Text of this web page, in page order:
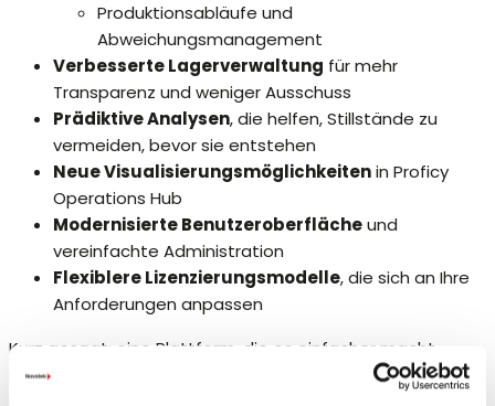
Produktionsabläufe und
Abweichungsmanagement
Verbesserte Lagerverwaltung für mehr
Transparenz und weniger Ausschuss
Prädiktive Analysen, die helfen, Stillstände zu
vermeiden, bevor sie entstehen
Neue Visualisierungsmöglichkeitenin Proficy
Operations Hub
Modernisierte Benutzeroberflächeund
vereinfachte Administration
Flexiblere Lizenzierungsmodelle, die sich an Ihre
Anforderungen anpassen
Kurz gesagt: eine Plattform, die es einfacher macht,
Daten, Menschen und Prozesse zu vernetzen und